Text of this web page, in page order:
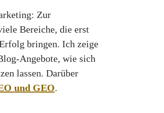
Zur
Bereiche, die erst
bringen. Ich zeige
Angebote, wie sich
lassen. Darüber
und GEO.